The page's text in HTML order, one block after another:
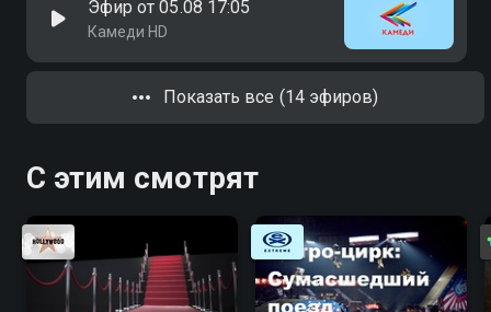
Эфир от 05.08 17:05
Камеди HD
Показать все (14 эфиров)
С этим смотрят